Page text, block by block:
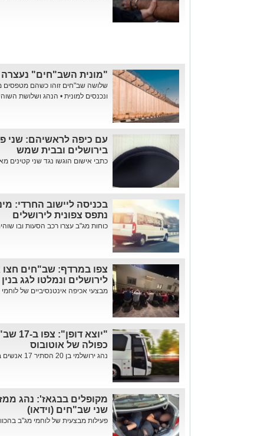
"מונית השב"חים" נעצרה
שלושה שב"חים זוהו כשהם מטפסים
ונכנסים למונית • הנהג ושלושת
עם כיפה לראשיהם: שני
בירושלים ובבית שמש
כתבי אישום הוגשו נגד שני
בכניסה ליישוב החרדי:
נתפס צפונית לירושלים
כוחות מג"ב עצרו רכב הסעות ובו
צפו במרדף: שב"חים
לירושלים ונמלטו לגג בנין בן 13
מבצעי אכיפה אינטנסיביים של
"יוצא
כפולה של אוטובוס
נהג ירושלמי בן 20 הסתיר 17 אנשים בדופן כפולה בין המושבים • ה...
מקופלים בבגאז': נהג
שני שב"חים (וידאו)
פעילות מבצעית של לוחמי מג"ב